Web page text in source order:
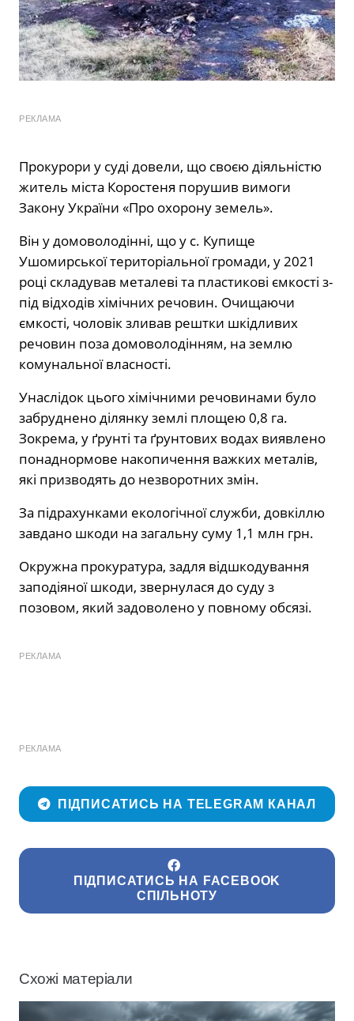
РЕКЛАМА
Прокурори у суді довели, що своєю діяльністю
житель міста Коростеня порушив вимоги
Закону України «Про охорону земель».
Він у домоволодінні, що у с. Купище
Ушомирської територіальної громади, у 2021
році складував металеві та пластикові ємкості з-
під відходів хімічних речовин. Очищаючи
ємкості, чоловік зливав рештки шкідливих
речовин поза домоволодінням, на землю
комунальної власності.
Унаслідок цього хімічними речовинами було
забруднено ділянку землі площею 0,8 га.
Зокрема, у ґрунті та ґрунтових водах виявлено
понаднормове накопичення важких металів,
які призводять до незворотних змін.
За підрахунками екологічної служби, довкіллю
завдано шкоди на загальну суму 1,1 млн грн.
Окружна прокуратура, задля відшкодування
заподіяної шкоди, звернулася до суду з
позовом, який задоволено у повному обсязі.
РЕКЛАМА
РЕКЛАМА
ПІДПИСАТИСЬ НА TELEGRAM КАНАЛ
ПІДПИСАТИСЬ НА FACEBOOK
СПІЛЬНОТУ
Схожі матеріали